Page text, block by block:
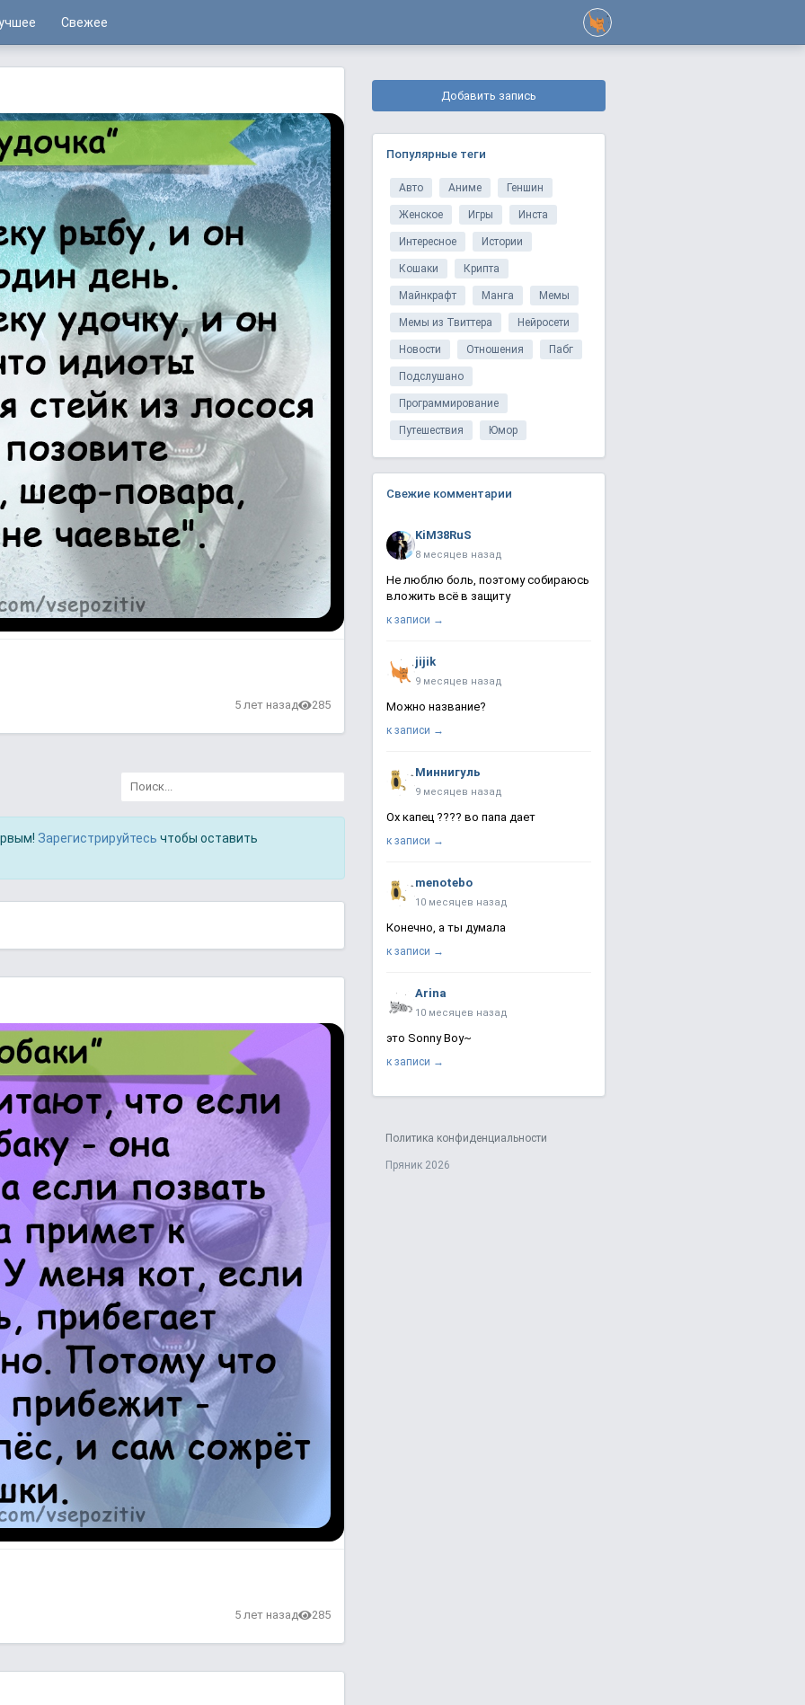
Свежее
5 лет назад 285
Зарегистрируйтесь чтобы оставить
5 лет назад 285
Добавить запись
Популярные теги
Авто Аниме Геншин
Женское Игры Инста
Интересное Истории
Кошаки Крипта
Майнкрафт Манга Мемы
Мемы из Твиттера Нейросети
Новости Отношения Пабг
Подслушано
Программирование
Путешествия Юмор
Свежие комментарии
KiM38RuS
8 месяцев назад
Не люблю боль, поэтому собираюсь
вложить всё в защиту
к записи →
jijik
9 месяцев назад
Можно название?
к записи →
Миннигуль
9 месяцев назад
Ох капец ???? во папа дает
к записи →
menotebo
10 месяцев назад
Конечно, а ты думала
к записи →
Arina
10 месяцев назад
это Sonny Boy~
к записи →
Политика конфиденциальности
Пряник 2026